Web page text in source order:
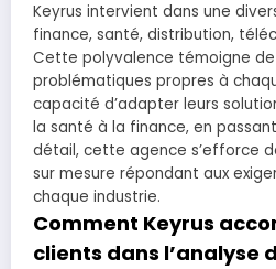
Keyrus intervient dans une
finance, santé, distribution,
Cette polyvalence témoigne
problématiques propres à
capacité d’adapter leurs
la santé à la finance, en
détail, cette agence s’efforce
sur mesure répondant aux
chaque industrie.
Comment Keyrus
clients dans l’analyse